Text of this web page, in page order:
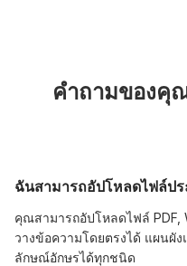
คำถามของคุ
ฉันสามารถอัปโหลดไฟล์ปร
คุณสามารถอัปโหลดไฟล์
วางข้อความโดยตรงได้ แผนผั
ลักษณ์อักษรได้ทุกชนิด